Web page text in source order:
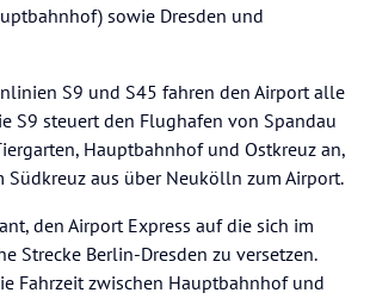
sowie Dresden und
S9 und S45 fahren den Airport alle
S9 steuert den Flughafen von Spandau
Hauptbahnhof und Ostkreuz an,
Südkreuz aus über Neukölln zum Airport.
den Airport Express auf die sich im
Strecke Berlin-Dresden zu versetzen.
Fahrzeit zwischen Hauptbahnhof und